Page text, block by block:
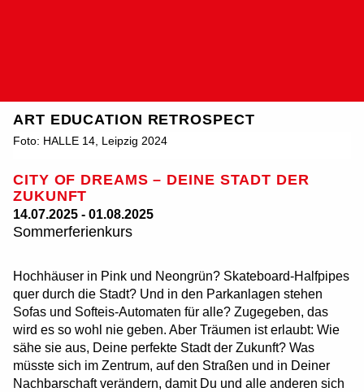
ART EDUCATION RETROSPECT
Foto: HALLE 14, Leipzig 2024
CITY OF DREAMS – DEINE STADT DER
ZUKUNFT
14.07.2025 - 01.08.2025
Sommerferienkurs
Hochhäuser in Pink und Neongrün? Skateboard-Halfpipes
quer durch die Stadt? Und in den Parkanlagen stehen
Sofas und Softeis-Automaten für alle? Zugegeben, das
wird es so wohl nie geben. Aber Träumen ist erlaubt: Wie
sähe sie aus, Deine perfekte Stadt der Zukunft? Was
müsste sich im Zentrum, auf den Straßen und in Deiner
Nachbarschaft verändern, damit Du und alle anderen sich